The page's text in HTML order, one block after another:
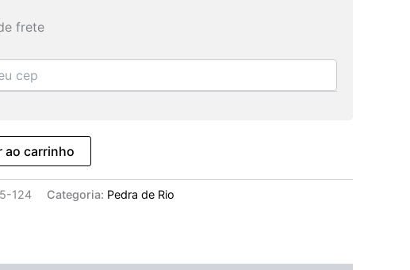
frete
ao carrinho
124 Categoria: Pedra de Rio